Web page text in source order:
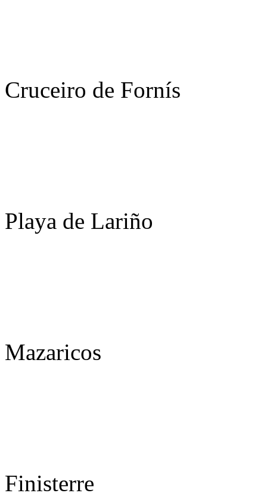
Cruceiro de Fornís
Playa de Lariño
Mazaricos
Finisterre